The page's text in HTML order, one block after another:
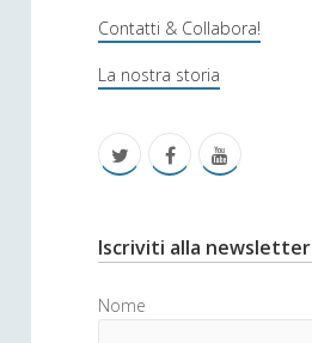
o
f
c
Contatti & Collabora!
La nostra storia
i
t
f
c
b
u
u
S
i
Iscriviti alla newsletter
Nome